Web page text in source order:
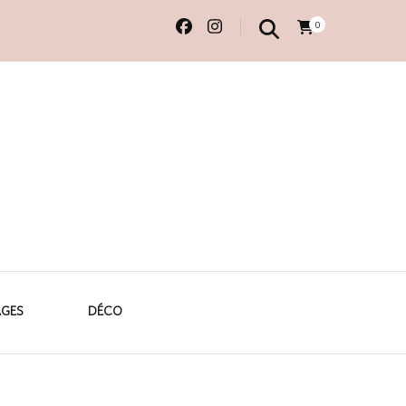
0
DÉCO